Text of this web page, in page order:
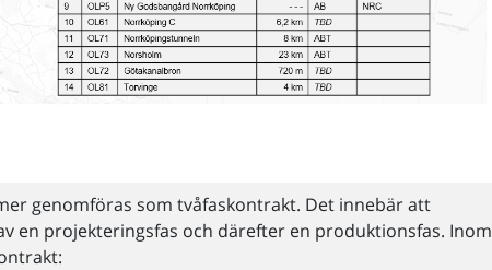
genomföras som tvåfaskontrakt. Det innebär att
en projekteringsfas och därefter en produktionsfas. Inom